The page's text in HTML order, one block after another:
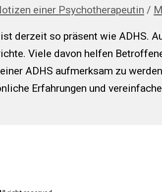
einer Psychotherapeutin /
derzeit so präsent wie ADHS.
Viele davon helfen
ADHS aufmerksam zu
Erfahrungen und